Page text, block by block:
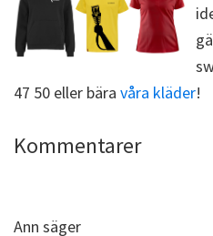
47 50 eller bära våra kläder!
Läsarkommentarer
Kommentarer
Ann säger